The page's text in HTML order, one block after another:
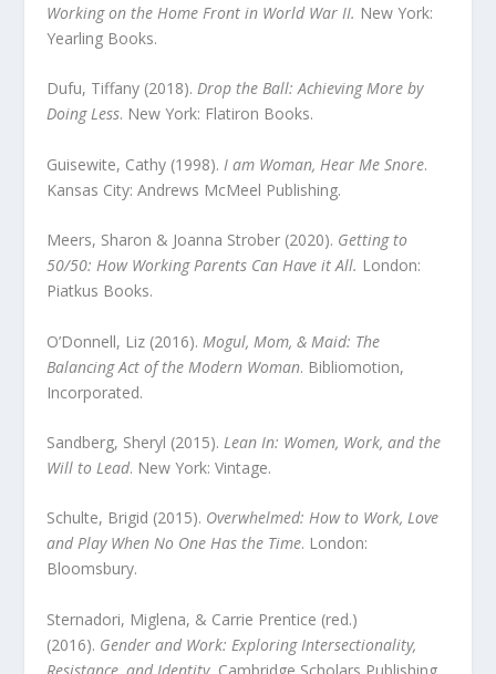
Working on the Home Front in World War II. New York:
Yearling Books.
Dufu, Tiffany (2018).Drop the Ball: Achieving More by
Doing Less. New York: Flatiron Books.
Guisewite, Cathy (1998). I am Woman, Hear Me Snore.
Kansas City: Andrews McMeel Publishing.
Meers, Sharon & Joanna Strober (2020). Getting to
50/50: How Working Parents Can Have it All. London:
Piatkus Books.
O’Donnell, Liz (2016). Mogul, Mom, & Maid: The
Balancing Act of the Modern Woman. Bibliomotion,
Incorporated.
Sandberg, Sheryl (2015).Lean In: Women, Work, and the
Will to Lead. New York: Vintage.
Schulte, Brigid (2015). Overwhelmed: How to Work, Love
and Play When No One Has the Time. London:
Bloomsbury.
Sternadori, Miglena, & Carrie Prentice (red.)
(2016). Gender and Work: Exploring Intersectionality,